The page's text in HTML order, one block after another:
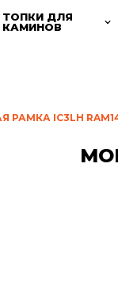
ТОПКИ ДЛЯ
КАМИНОВ
РАМКА IC3LH